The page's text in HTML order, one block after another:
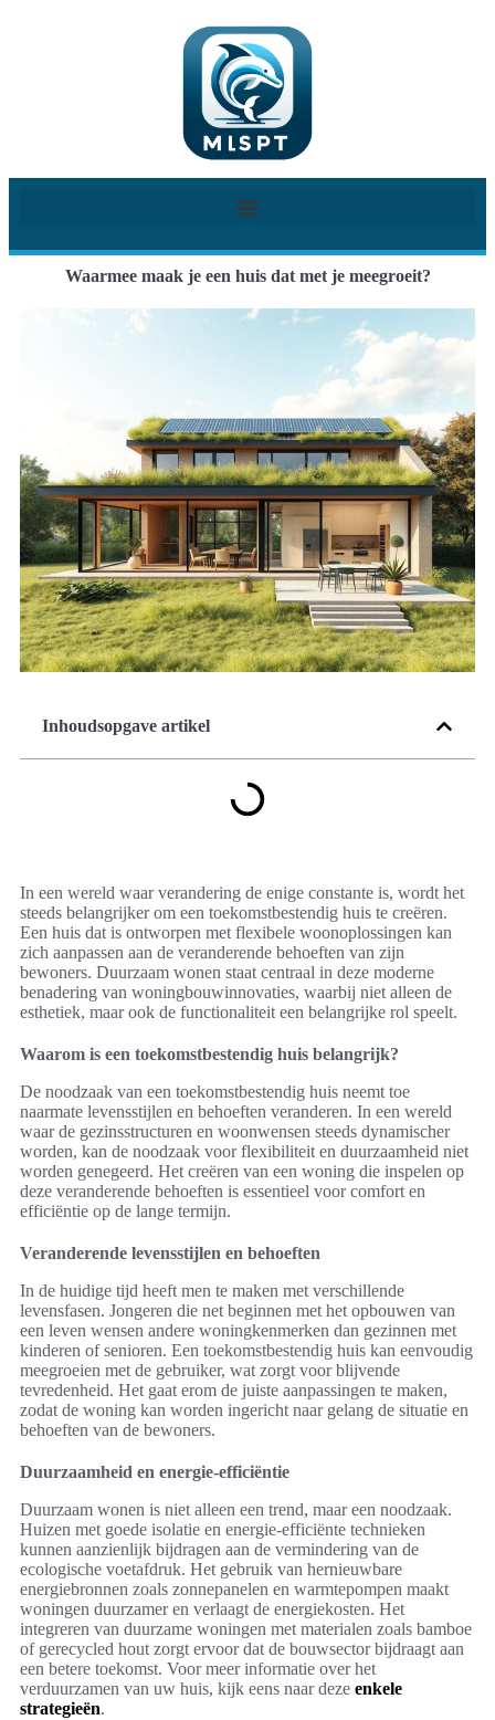
Waarmee maak je een huis dat met je meegroeit?
Inhoudsopgave artikel
In een wereld waar verandering de enige constante is, wordt het
steeds belangrijker om een toekomstbestendig huis te creëren.
Een huis dat is ontworpen met flexibele woonoplossingen kan
zich aanpassen aan de veranderende behoeften van zijn
bewoners. Duurzaam wonen staat centraal in deze moderne
benadering van woningbouwinnovaties, waarbij niet alleen de
esthetiek, maar ook de functionaliteit een belangrijke rol speelt.
Waarom is een toekomstbestendig huis belangrijk?
De noodzaak van een toekomstbestendig huis neemt toe
naarmate levensstijlen en behoeften veranderen. In een wereld
waar de gezinsstructuren en woonwensen steeds dynamischer
worden, kan de noodzaak voor flexibiliteit en duurzaamheid niet
worden genegeerd. Het creëren van een woning die inspelen op
deze veranderende behoeften is essentieel voor comfort en
efficiëntie op de lange termijn.
Veranderende levensstijlen en behoeften
In de huidige tijd heeft men te maken met verschillende
levensfasen. Jongeren die net beginnen met het opbouwen van
een leven wensen andere woningkenmerken dan gezinnen met
kinderen of senioren. Een toekomstbestendig huis kan eenvoudig
meegroeien met de gebruiker, wat zorgt voor blijvende
tevredenheid. Het gaat erom de juiste aanpassingen te maken,
zodat de woning kan worden ingericht naar gelang de situatie en
behoeften van de bewoners.
Duurzaamheid en energie-efficiëntie
Duurzaam wonen is niet alleen een trend, maar een noodzaak.
Huizen met goede isolatie en energie-efficiënte technieken
kunnen aanzienlijk bijdragen aan de vermindering van de
ecologische voetafdruk. Het gebruik van hernieuwbare
energiebronnen zoals zonnepanelen en warmtepompen maakt
woningen duurzamer en verlaagt de energiekosten. Het
integreren van duurzame woningen met materialen zoals bamboe
of gerecycled hout zorgt ervoor dat de bouwsector bijdraagt aan
een betere toekomst. Voor meer informatie over het
verduurzamen van uw huis, kijk eens naar deze enkele
strategieën.